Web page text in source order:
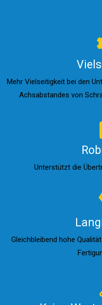
Mehr Vielseitigkeit bei den
Achsabstandes von
Unterstützt die
Gleichbleibend hohe